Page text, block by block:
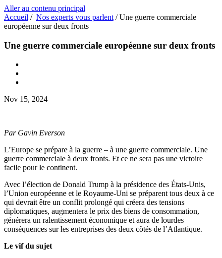
Aller au contenu principal
Accueil / Nos experts vous parlent /Une guerre commerciale
européenne sur deux fronts
Une guerre commerciale européenne sur deux fronts
Nov 15, 2024
Par Gavin Everson
L’Europe se prépare à la guerre – à une guerre commerciale. Une
guerre commerciale à deux fronts. Et ce ne sera pas une victoire
facile pour le continent.
Avec l’élection de Donald Trump à la présidence des États-Unis,
l’Union européenne et le Royaume-Uni se préparent tous deux à ce
qui devrait être un conflit prolongé qui créera des tensions
diplomatiques, augmentera le prix des biens de consommation,
générera un ralentissement économique et aura de lourdes
conséquences sur les entreprises des deux côtés de l’Atlantique.
Le vif du sujet